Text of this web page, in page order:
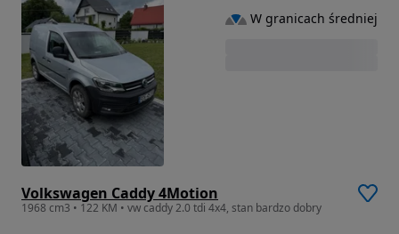
Volkswagen Caddy 4Motion
1968 cm3 • 122 KM • vw caddy 2.0 tdi 4x4, stan bardzo dobry
W granicach średniej